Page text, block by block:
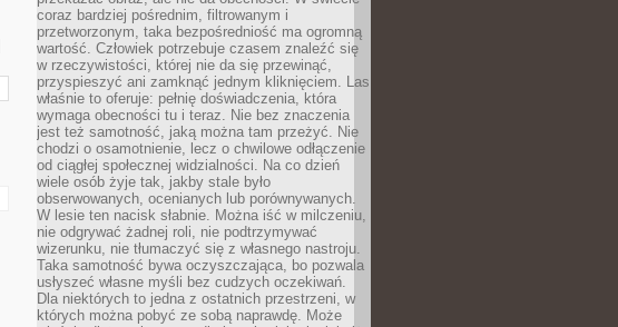
coraz bardziej pośrednim, filtrowanym i
przetworzonym, taka bezpośredniość ma ogromną
wartość. Człowiek potrzebuje czasem znaleźć się
w rzeczywistości, której nie da się przewinąć,
przyspieszyć ani zamknąć jednym kliknięciem. Las
właśnie to oferuje: pełnię doświadczenia, która
wymaga obecności tu i teraz. Nie bez znaczenia
jest też samotność, jaką można tam przeżyć. Nie
chodzi o osamotnienie, lecz o chwilowe odłączenie
od ciągłej społecznej widzialności. Na co dzień
wiele osób żyje tak, jakby stale było
obserwowanych, ocenianych lub porównywanych.
W lesie ten nacisk słabnie. Można iść w milczeniu,
nie odgrywać żadnej roli, nie podtrzymywać
wizerunku, nie tłumaczyć się z własnego nastroju.
Taka samotność bywa oczyszczająca, bo pozwala
usłyszeć własne myśli bez cudzych oczekiwań.
Dla niektórych to jedna z ostatnich przestrzeni, w
których można pobyć ze sobą naprawdę. Może